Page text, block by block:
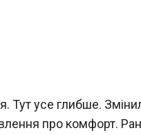
Тут усе глибше.
про комфорт.